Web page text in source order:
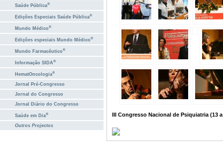
Saúde Pública®
Edições Especiais Saúde Pública®
Mundo Médico®
Edições especiais Mundo Médico®
Mundo Farmacêutico®
Informação SIDA®
HematOncologia®
Jornal Pré-Congresso
Jornal do Congresso
Jornal Diário do Congresso
Saúde em Dia®
Outros Projectos
III Congresso Nacional de Psiquiatria (13